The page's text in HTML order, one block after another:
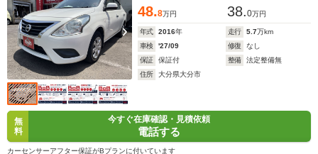
48.8万円 38.0万円
年式 2016年 走行 5.7万km
車検
'27/09 修復
なし
保証
保証付 整備
法定整備無
住所
大分県大分市
無
料
今すぐ在庫確認・見積依頼
電話する
カーセンサーアフター保証がBプランに付いています